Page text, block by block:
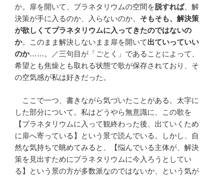
か。扉を開いて、プラネタリウムの空間を脱すれば、解
決策が手に入るのか、入らないのか。 そもそも、解決策
が欲しくてプラネタリウムに入ってきたのではないの
か。このまま解決しないまま扉を開いて出ていっていい
のか……。／三句目が「ごとく」であることによって、
希望とも焦燥とも取れる状態で歌が保存されており、そ
の空気感が私は好きだった。
ここで一つ、書きながら気づいたことがある。太字に
した部分について。私はどうやら無意識に、この歌を
【プラネタリウムに入って観終わった後、出ていくため
に扉へ寄っている】という景で読んでいる。しかし、自
然な気持ちで眺めてみると、【悩んでいる主体が、解決
策を見出すためにプラネタリウムに今入ろうとしてい
る】という景の方が多数派なのではないか、という気が